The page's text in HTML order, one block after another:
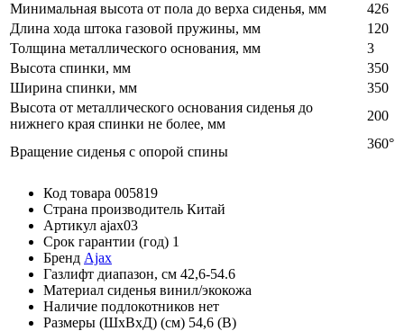
Минимальная высота от пола до верха сиденья, мм
426
Длина хода штока газовой пружины, мм
120
Толщина металлического основания, мм
3
Высота спинки, мм
350
Ширина спинки, мм
350
Высота от металлического основания сиденья до
нижнего края спинки не более, мм
200
Вращение сиденья с опорой спины
360°
Код товара 005819
Страна производитель Китай
Артикул ajax03
Срок гарантии (год) 1
Бренд Ajax
Газлифт диапазон, см 42,6-54.6
Материал сиденья винил/экокожа
Наличие подлокотников нет
Размеры (ШхВхД) (см) 54,6 (В)